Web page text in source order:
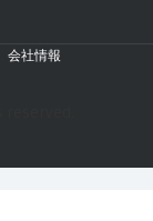
会社情報